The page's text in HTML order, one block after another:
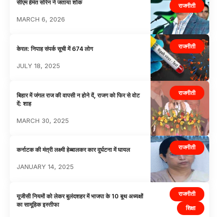
राजनीती
सीएम हेमंत सोरेन ने जताया शोक
MARCH 6, 2026
राजनीती
केरल: निपाह संपर्क सूची में 674 लोग
JULY 18, 2025
राजनीती
बिहार में जंगल राज की वापसी न होने दें, राजग को फिर से वोट
दें: शाह
MARCH 30, 2025
राजनीती
कर्नाटक की मंत्री लक्ष्मी हेब्बालकर कार दुर्घटना में घायल
JANUARY 14, 2025
राजनीती
शिक्षा
यूजीसी नियमों को लेकर बुलंदशहर में भाजपा के 10 बूथ अध्यक्षों
का सामूहिक इस्तीफा